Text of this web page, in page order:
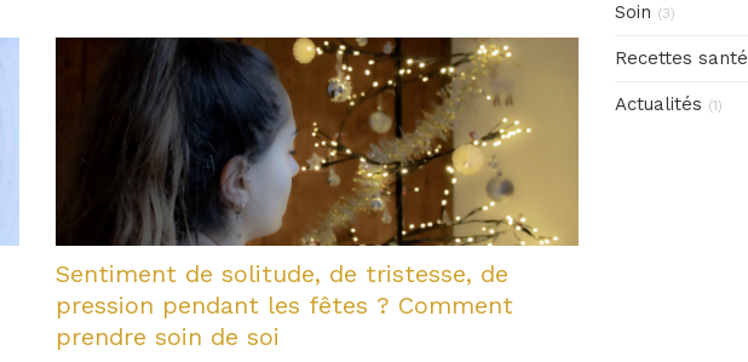
Sentiment de solitude, de tristesse, de
pression pendant les fêtes ? Comment
prendre soin de soi
Soin (3)
Recettes santé
Actualités (1)